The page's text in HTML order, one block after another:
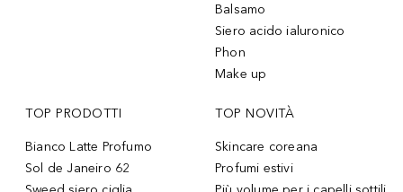
Balsamo
Siero acido ialuronico
Phon
Make up
TOP PRODOTTI
Bianco Latte Profumo
Sol de Janeiro 62
TOP NOVITÀ
Skincare coreana
Profumi estivi